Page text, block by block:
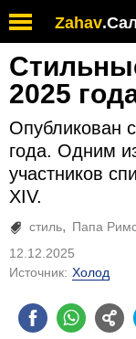
Zahav.
2025
Опубликован
года. Одним
участников
XIV.
стиль Папа
12.12.2025
Источник: Холод